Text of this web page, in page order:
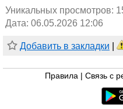
Уникальных просмотров:
Дата: 06.05.2026 12:06
Добавить в закладки
Правила Связь с